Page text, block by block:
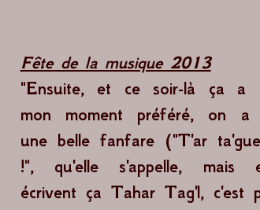
Fête de la musique 2013
"Ensuite, et ce soir-là ça a
mon moment préféré, on a
une belle fanfare ("T'ar
!", qu'elle s'appelle, mais
écrivent ça Tahar Tag'l, c'est